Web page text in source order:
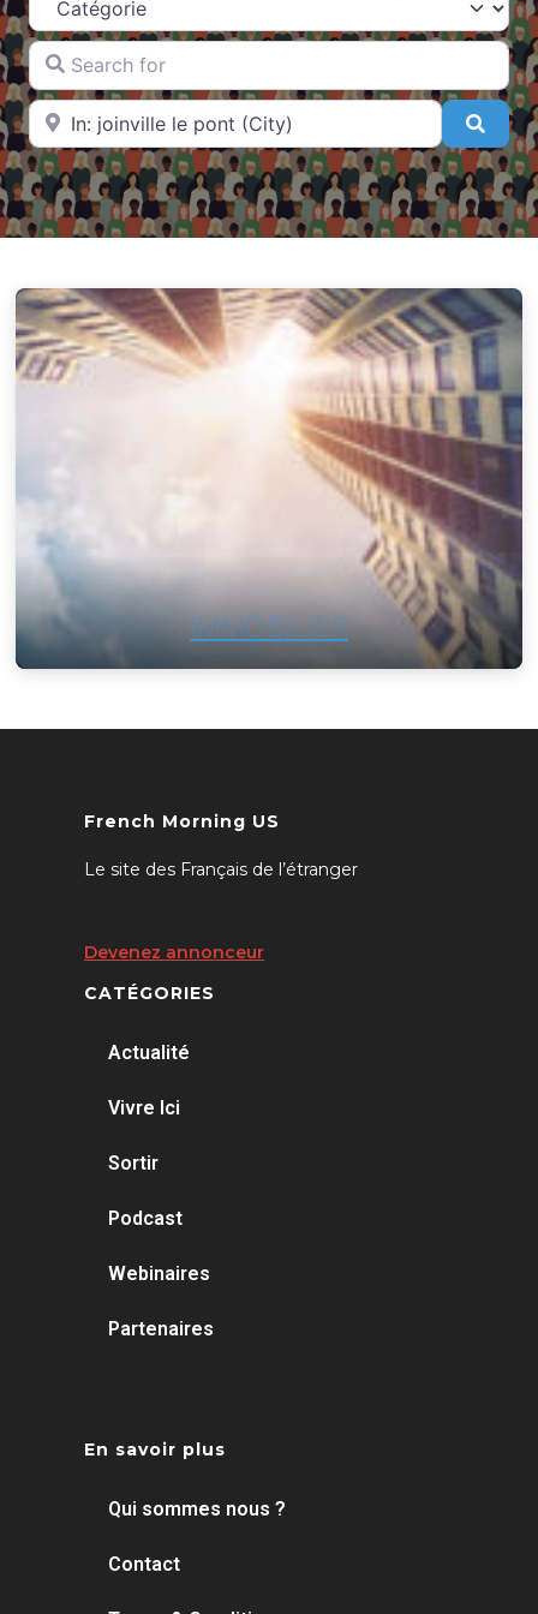
Search for
Near
IMMOBILIER
French Morning US
Le site des Français de l’étranger
Devenez annonceur
CATÉGORIES
Actualité
Vivre Ici
Sortir
Podcast
Webinaires
Partenaires
En savoir plus
Qui sommes nous ?
Contact